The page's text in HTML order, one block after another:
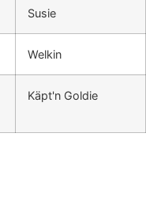
Susie
Welkin
Käpt'n Goldie